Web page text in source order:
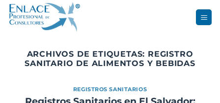
Saltar
ARCHIVOS DE ETIQUETAS: REGISTRO
SANITARIO DE ALIMENTOS Y BEBIDAS
REGISTROS SANITARIOS